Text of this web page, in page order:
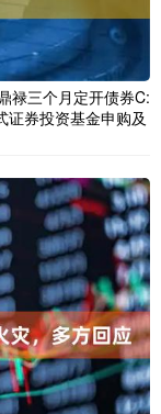
禄三个月定开债券C:
证券投资基金申购及